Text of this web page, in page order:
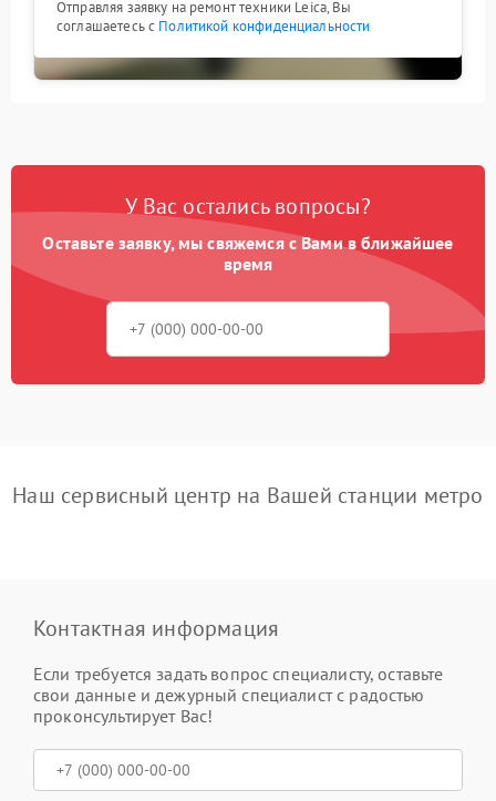
Отправляя заявку на ремонт техники Leica, Вы
соглашаетесь с Политикой конфиденциальности
У Вас остались вопросы?
Оставьте заявку, мы свяжемся с Вами в ближайшее
время
Наш сервисный центр на Вашей станции метро
Контактная информация
Если требуется задать вопрос специалисту, оставьте
свои данные и дежурный специалист с радостью
проконсультирует Вас!